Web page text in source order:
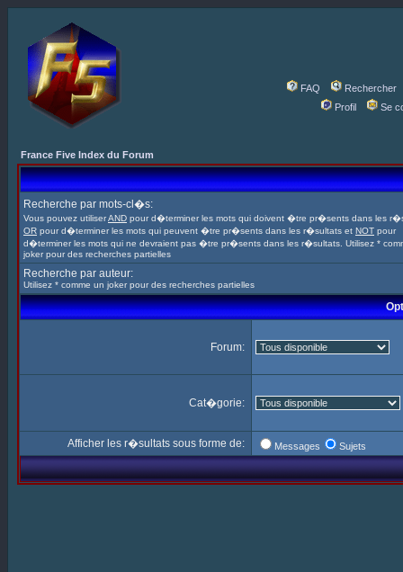
FAQ
Rechercher
Profil
Se
France Five Index du Forum
Recherche par mots-cl�s:
Vous pouvez utiliserAND pour d�terminer les mots qui doivent �tre pr�sents dans les
OR pour d�terminer les mots qui peuvent �tre pr�sents dans les r�sultats et NOT pour
d�terminer les mots qui ne devraient pas �tre pr�sents dans les r�sultats. Utilisez *
joker pour des recherches partielles
Recherche par auteur:
Utilisez * comme un joker pour des recherches partielles
Forum:
Cat�gorie:
Afficher les r�sultats sous forme de: Messages Sujets